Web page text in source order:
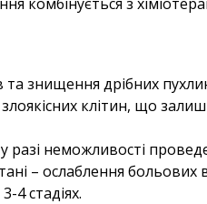
знищення дрібних
клітин, що
разі неможливості
– ослаблення
4 стадіях.